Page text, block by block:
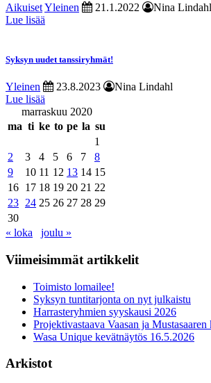
AikuisetYleinen 21.1.2022
Nina Lindahl
Lue lisää
Syksyn uudet tanssiryhmät!
Yleinen 23.8.2023
Nina Lindahl
Lue lisää
marraskuu 2020
ma ti ke to pe la su
1
2
3 4 5 6 7
8
9
10 11 12 13 14 15
16 17 18 19 20 21 22
23 24 25 26 27 28 29
30
« loka
joulu »
Viimeisimmät artikkelit
Toimisto lomailee!
Syksyn tuntitarjonta on nyt julkaistu
Harrasteryhmien syyskausi 2026
Projektivastaava Vaasan ja
Wasa Unique kevätnäytös 16.5.2026
Arkistot